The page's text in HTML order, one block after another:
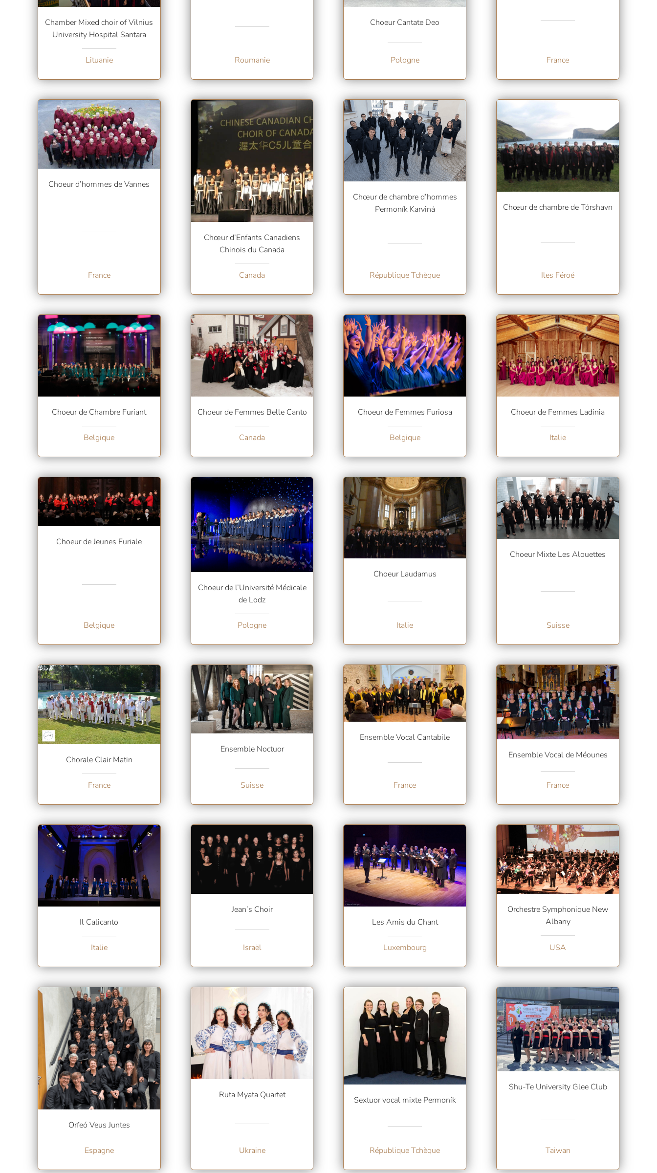
Chamber Mixed choir of Vilnius
University Hospital Santara
Lituanie Roumanie
Choeur Cantate Deo
Pologne France
Choeur d’hommes de Vannes
France
Chœur d’Enfants Canadiens
Chinois du Canada
Canada
Chœur de chambre d’hommes
Permoník Karviná
République Tchèque
Chœur de chambre de Tórshavn
Iles Féroé
Choeur de Chambre Furiant
Belgique
Choeur de Femmes Belle Canto
Canada
Choeur de Femmes Furiosa
Belgique
Choeur de Femmes Ladinia
Italie
Choeur de Jeunes Furiale
Belgique
Choeur de l’Université Médicale
de Lodz
Pologne
Choeur Laudamus
Italie
Choeur Mixte Les Alouettes
Suisse
Chorale Clair Matin
France
Ensemble Noctuor
Suisse
Ensemble Vocal Cantabile
France
Ensemble Vocal de Méounes
France
Il Calicanto
Italie
Jean’s Choir
Israël
Les Amis du Chant
Luxembourg
Orchestre Symphonique New
Albany
USA
Orfeó Veus Juntes
Espagne
Ruta Myata Quartet
Ukraine
Sextuor vocal mixte Permoník
République Tchèque
Shu-Te University Glee Club
Taiwan